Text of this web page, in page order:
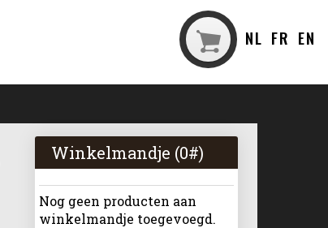
NL FR EN
Winkelmandje (0#)
Nog geen producten aan
winkelmandje toegevoegd.